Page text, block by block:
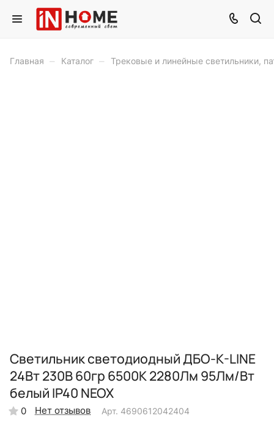
Главная – Каталог – Трековые и линейные светильники,
Светильник светодиодный ДБО-K-LINE
24Вт 230В 60гр 6500К 2280Лм 95Лм/Вт
белый IP40 NEOX
0 Нет отзывов Арт. 4690612042404